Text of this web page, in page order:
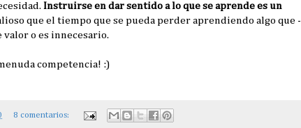
Instruirse en dar sentido a lo que se aprende es un
que el tiempo que se pueda perder aprendiendo algo que -
valor o es innecesario.
competencia! :)
8 comentarios: